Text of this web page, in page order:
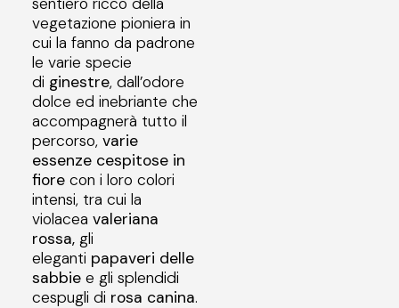
vegetazione pioniera in
cui la fanno da padrone
le varie specie
di ginestre, dall’odore
dolce ed inebriante che
accompagnerà tutto il
percorso, varie
essenze cespitose in
fiore con i loro colori
intensi, tra cui la
violacea valeriana
rossa, gli
eleganti papaveri delle
sabbie e gli splendidi
cespugli di rosa canina.